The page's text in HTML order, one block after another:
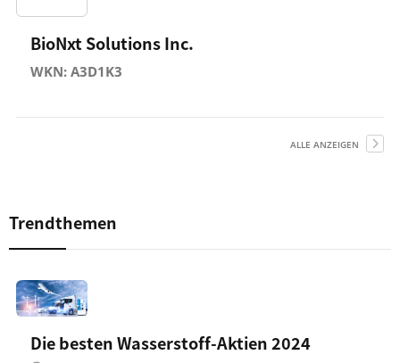
BioNxt Solutions Inc.
WKN: A3D1K3
ALLE ANZEIGEN
Trendthemen
Die besten Wasserstoff-Aktien 2024